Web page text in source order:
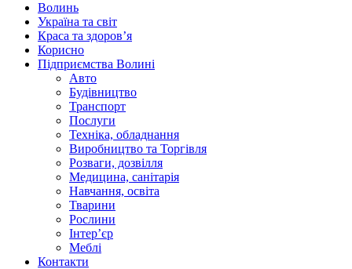
Волинь
Україна та світ
Краса та здоров’я
Корисно
Підприємства Волині
Авто
Будівництво
Транспорт
Послуги
Техніка, обладнання
Виробництво та Торгівля
Розваги, дозвілля
Медицина, санітарія
Навчання, освіта
Тварини
Рослини
Інтер’єр
Меблі
Контакти